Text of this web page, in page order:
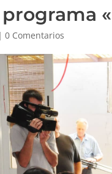
|0 Comentarios